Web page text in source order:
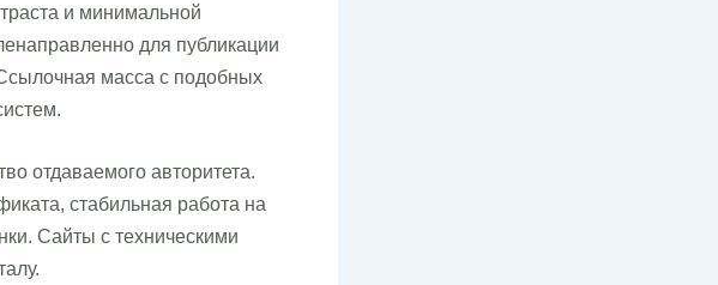
и минимальной
для публикации
масса с подобных
отдаваемого авторитета.
стабильная работа на
Сайты с техническими